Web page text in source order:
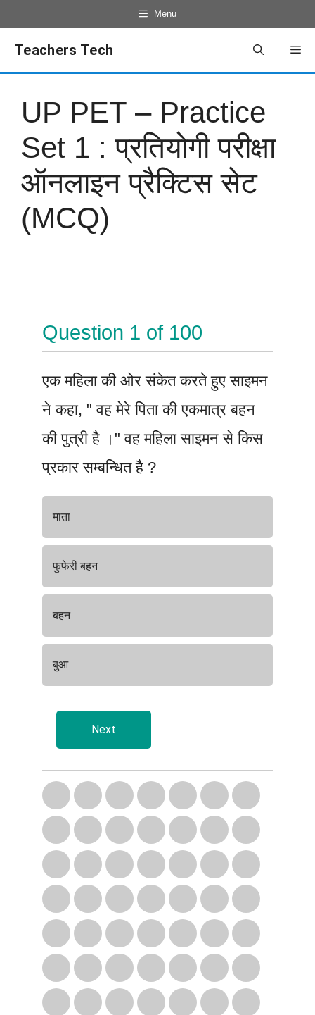
Menu
Teachers Tech
UP PET – Practice
Set 1 : प्रतियोगी परीक्षा
ऑनलाइन प्रैक्टिस सेट
(MCQ)
Question 1 of 100
एक महिला की ओर संकेत करते हुए साइमन
ने कहा, " वह मेरे पिता की एकमात्र बहन
की पुत्री है ।" वह महिला साइमन से किस
प्रकार सम्बन्धित है ?
माता
फुफेरी बहन
बहन
बुआ
Next